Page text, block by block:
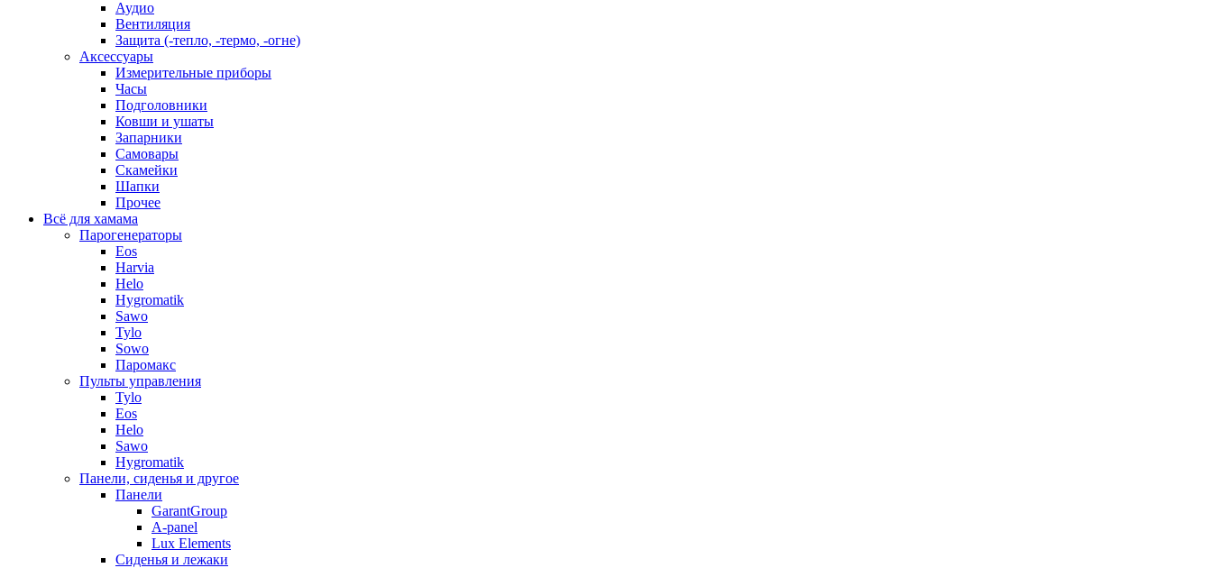
Аудио
Вентиляция
Защита (-тепло, -термо, -огне)
Аксессуары
Измерительные приборы
Часы
Подголовники
Ковши и ушаты
Запарники
Самовары
Скамейки
Шапки
Прочее
Всё для хамама
Парогенераторы
Eos
Harvia
Helo
Hygromatik
Sawo
Tylo
Sowo
Паромакс
Пульты управления
Tylo
Eos
Helo
Sawo
Hygromatik
Панели, сиденья и другое
Панели
GarantGroup
A-panel
Lux Elements
Сиденья и лежаки